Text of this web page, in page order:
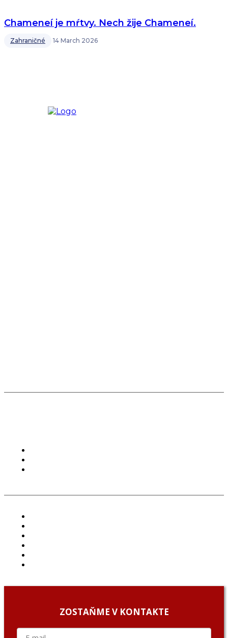
Chameneí je mŕtvy. Nech žije Chameneí.
Zahraničné 14 March 2026
ZOSTAŇME V KONTAKTE